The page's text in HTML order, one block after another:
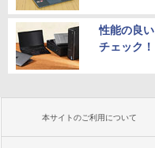
性能の良
チェック！
本サイトのご利用について